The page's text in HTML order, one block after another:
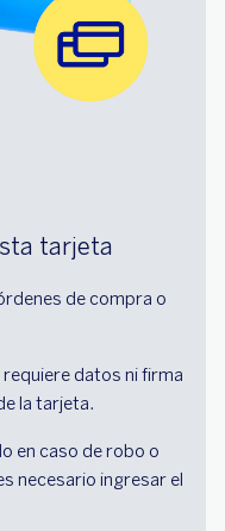
tarjeta
de compra o
datos ni firma
la tarjeta.
en caso de robo o
necesario ingresar el